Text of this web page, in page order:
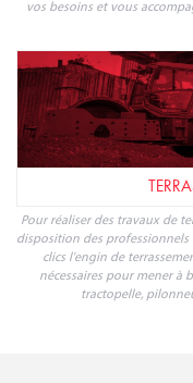
vos besoins et vous
Pour réaliser des travaux de
disposition des
clics l'engin de
nécessaires pour mener à
tractopelle,